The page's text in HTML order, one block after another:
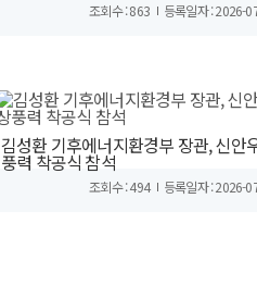
조회수 : 863 등록일자 : 2026-
김성환 기후에너지환경부 장관, 신안
풍력 착공식 참석
조회수 : 494 등록일자 : 2026-